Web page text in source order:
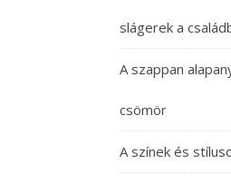
slágerek a
A szappan
csömör
A színek és